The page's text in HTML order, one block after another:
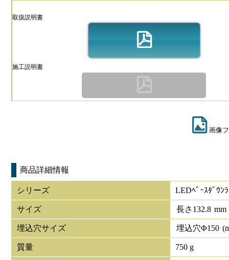
取扱説明書
施工説明書
画像
商品詳細情報
シリーズ LEDﾍﾞｰｽﾀﾞｳﾝ
サイズ 長さ 132.8 mm
埋込穴サイズ 埋込穴Φ150
質量 750 g